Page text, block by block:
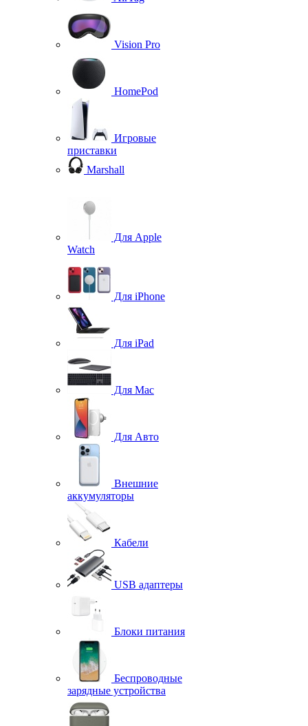
Vision Pro
HomePod
Игровые
приставки
Marshall
Для Apple
Watch
Для iPhone
Для iPad
Для Mac
Для Авто
Внешние
аккумуляторы
Кабели
USB адаптеры
Блоки питания
Беспроводные
зарядные устройства